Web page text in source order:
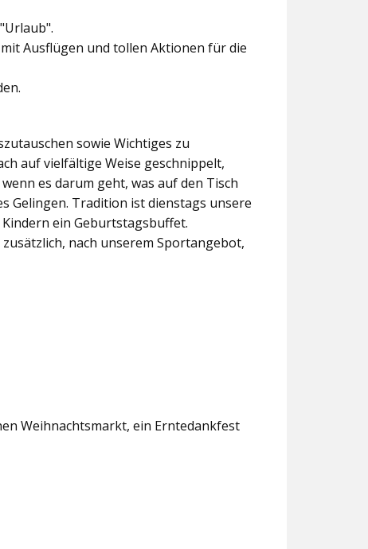
Ausflügen und tollen Aktionen für die
sowie Wichtiges zu
auf vielfältige Weise geschnippelt,
es darum geht, was auf den Tisch
Gelingen. Tradition ist dienstags unsere
ein Geburtstagsbuffet.
nach unserem Sportangebot,
Weihnachtsmarkt, ein Erntedankfest